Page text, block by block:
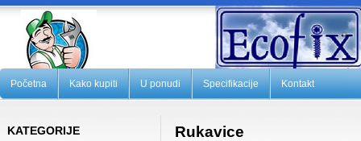
Početna Kako kupiti U ponudi Specifikacije Kontakt
KATEGORIJE Rukavice